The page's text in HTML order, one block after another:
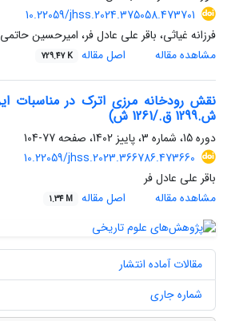
10.22059/jhss.2024.375058.473701
فرزانه غیاثی، باقر علی عادل فر، امیرحسین حاتمی
مشاهده مقاله
اصل مقاله 729.47 K
ش.1299 ق./1261 ش)
دوره 15، شماره 3، پاییز 1402، صفحه
77-104
10.22059/jhss.2023.366786.473660
باقر علی عادل فر
مشاهده مقاله
اصل مقاله 1.34 M
مقالات آماده انتشار
شماره جاری